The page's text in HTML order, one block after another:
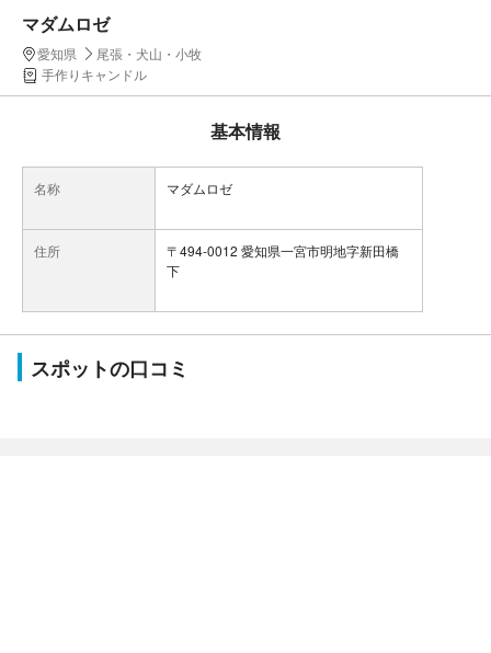
マダムロゼ
愛知県
尾張・犬山・小牧
手作りキャンドル
基本情報
名称 マダムロゼ
住所
〒494-0012 愛知県一宮市明地字新田橋
下
スポットの口コミ